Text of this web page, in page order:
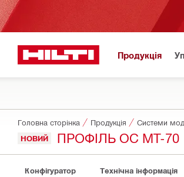
Продукція
Головна сторінка Продукція
НОВИЙ ПРОФІЛЬ OC MT-70
Конфігуратор Технічна інформація